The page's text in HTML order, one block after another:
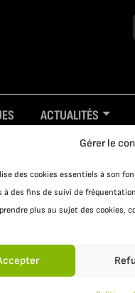
Gérer le
des cookies essentiels à son
à des fins de suivi de
plus au sujet des cookies,
ACTUALITÉS